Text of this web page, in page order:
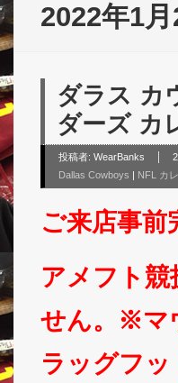
2022年1
ダラス カ
ダーズ カ
投稿者: WearBanks
Dallas Cowboys | NFL カ
ご来店事前
アメフト
せん。※マ
ラッグフッ